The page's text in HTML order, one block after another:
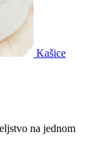
Kašice
na jednom